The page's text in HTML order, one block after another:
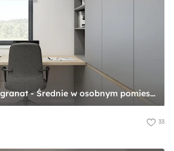
Butelkowa zieleń i granat - Średnie w osobnym pomieszczeniu z zabudowanym biurkiem białe biuro, styl nowoczesny - zdjęcie od STUDIO PNIAK
33